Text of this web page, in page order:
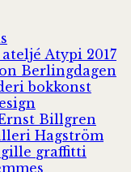
ateljé Atypi 2017
Berlingdagen
bokkonst
Billgren
Hagström
gille graffitti